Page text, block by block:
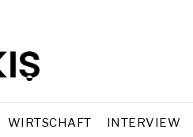
WIRTSCHAFT INTERVIEW